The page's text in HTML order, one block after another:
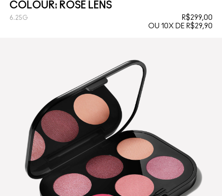
COLOUR: ROSE LENS
R$299,00
OU 10X DE R$29,90
6.25G